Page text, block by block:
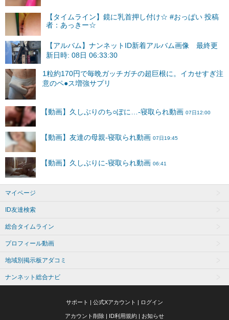
【タイムライン】鏡に乳首押し付け☆ #おっぱい 投稿
者：あっきー☆
【アルバム】ナンネットID新着アルバム画像 最終更
新日時: 08日 06:33:30
マイページ
ID友達検索
総合タイムライン
プロフィール動画
地域別掲示板アダコミ
ナンネット総合ナビ
サポート | 公式Xアカウント | ログイン
アカウント削除 | ID利用規約 | お知らせ